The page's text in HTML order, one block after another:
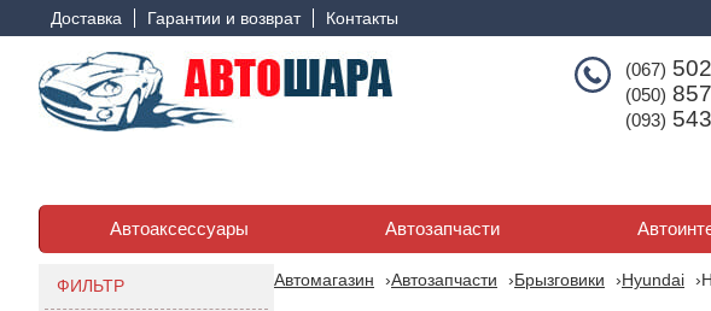
Доставка Гарантии и возврат Контакты
(067)
(050)
(093)
Автоаксессуары Автозапчасти
ФИЛЬТР Автомагазин Автозапчасти Брызговики Hyundai